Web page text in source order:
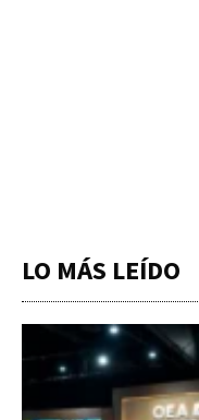
LO MÁS LEÍDO